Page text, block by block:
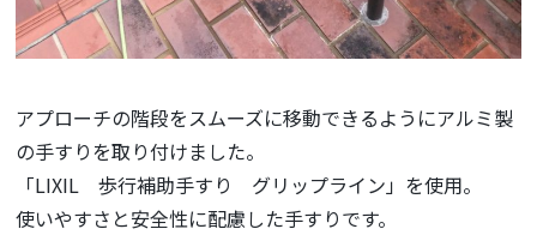
アプローチの階段をスムーズに移動できるようにアルミ製
の手すりを取り付けました。
「LIXIL 歩行補助手すり グリップライン」を使用。
使いやすさと安全性に配慮した手すりです。